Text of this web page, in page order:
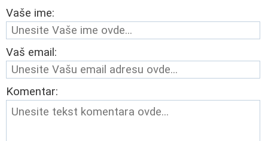
Vaše ime:
Vaš email:
Komentar: